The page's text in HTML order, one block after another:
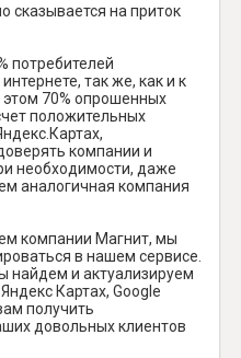
сказывается на приток
потребителей
так же, как и к
70% опрошенных
положительных
компании и
необходимости, даже
аналогичная компания
компании Магнит, мы
в нашем сервисе.
найдем и актуализируем
Картах, Google
получить
довольных клиентов